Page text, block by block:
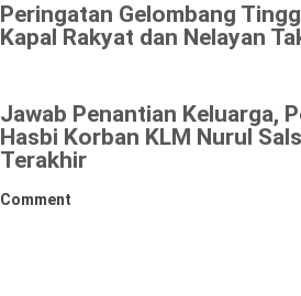
Peringatan Gelombang
Kapal Rakyat dan Nelayan
Jawab Penantian Keluarga,
Hasbi Korban KLM Nurul
Terakhir
Comment